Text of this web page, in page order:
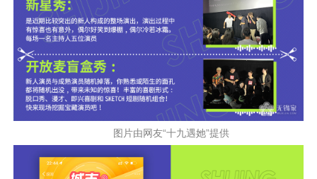
图片由网友“十九遇她”提供